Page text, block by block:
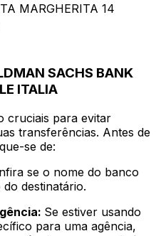
MARGHERITA 14
SACHS BANK
ITALIA
cruciais para evitar
transferências. Antes de
se de:
se o nome do banco
destinatário.
Se estiver usando
para uma agência,